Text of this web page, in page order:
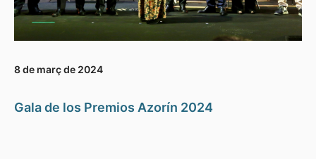
8 de març de 2024
Gala de los Premios Azorín 2024